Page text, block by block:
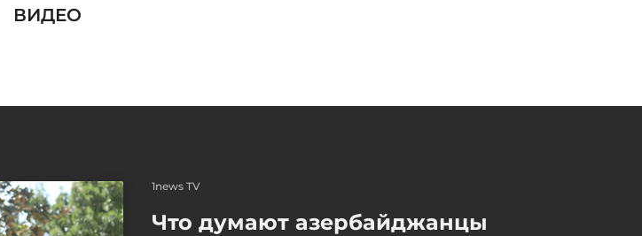
ВИДЕО
сотрудничества с Оманом
должность в новом
1news TV
Что думают азербайджанцы